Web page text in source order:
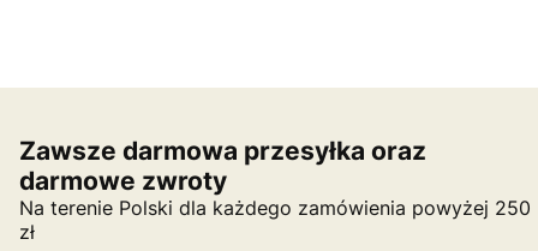
Zawsze darmowa przesyłka oraz
darmowe zwroty
Na terenie Polski dla każdego zamówienia powyżej 250
zł